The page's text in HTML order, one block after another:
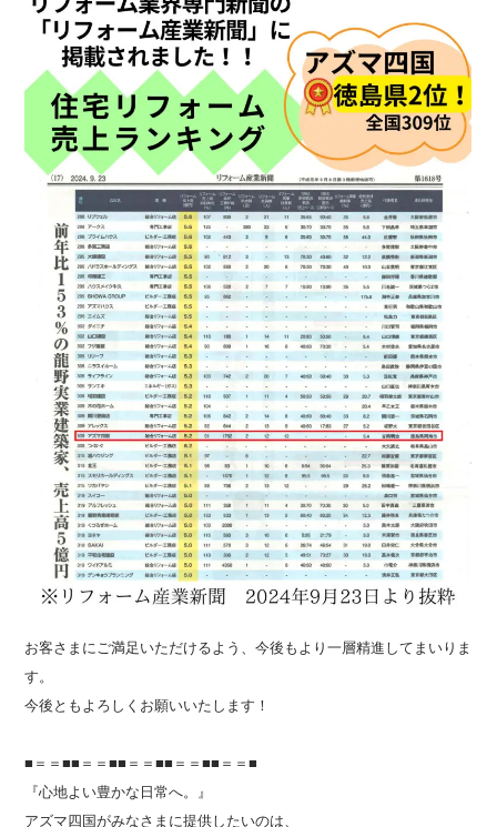
お客さまにご満足いただけるよう、今後もより一層精進してまいりま
す。
今後ともよろしくお願いいたします！
■＝＝■■＝＝■■＝＝■■＝＝■■＝＝■
『心地よい豊かな日常へ。』
アズマ四国がみなさまに提供したいのは、